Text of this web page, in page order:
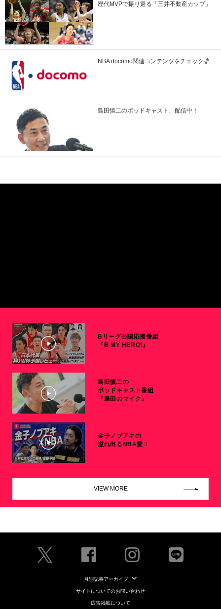
歴代MVPで振り返る「三井不動産カップ」
NBA docomo関連コンテンツをチェック🏀
島田慎二のポッドキャスト、配信中！
Bリーグ公認応援番組
『B MY HERO!』
島田慎二の
ポッドキャスト番組
『島田のマイク』
金子ノブアキの
溢れ出るNBA愛！
VIEW MORE
月別記事アーカイブ
サイトについてのお問い合わせ
広告掲載について